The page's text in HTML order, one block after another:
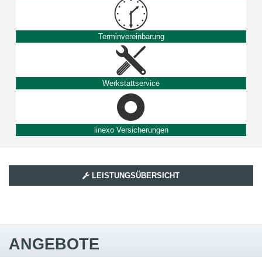
Terminvereinbarung
Werkstattservice
linexo Versicherungen
LEISTUNGSÜBERSICHT
ANGEBOTE